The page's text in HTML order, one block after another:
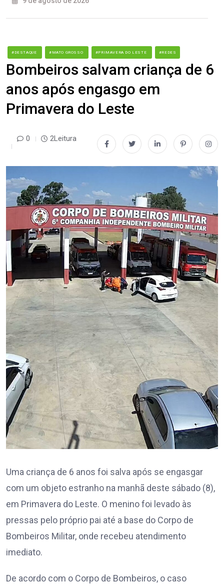
#DESTAQUE #MATO GROSSO #PRIMAVERA DO LESTE #REDES
Bombeiros salvam criança de 6
anos após engasgo em
Primavera do Leste
0 2Leitura
Uma criança de 6 anos foi salva após se engasgar
com um objeto estranho na manhã deste sábado (8),
em Primavera do Leste. O menino foi levado às
pressas pelo próprio pai até a base do Corpo de
Bombeiros Militar, onde recebeu atendimento
imediato.
De acordo com o Corpo de Bombeiros, o caso